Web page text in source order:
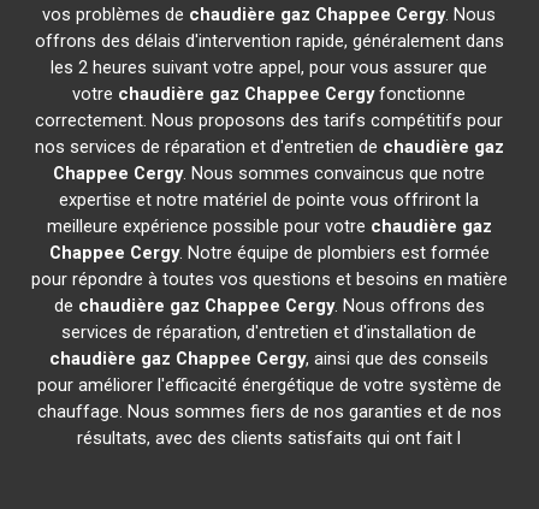
vos problèmes de chaudière gaz Chappee Cergy. Nous
offrons des délais d'intervention rapide, généralement dans
les 2 heures suivant votre appel, pour vous assurer que
votre chaudière gaz Chappee Cergyfonctionne
correctement. Nous proposons des tarifs compétitifs pour
nos services de réparation et d'entretien de chaudière gaz
Chappee Cergy. Nous sommes convaincus que notre
expertise et notre matériel de pointe vous offriront la
meilleure expérience possible pour votre chaudière gaz
Chappee Cergy. Notre équipe de plombiers est formée
pour répondre à toutes vos questions et besoins en matière
de chaudière gaz Chappee Cergy. Nous offrons des
services de réparation, d'entretien et d'installation de
chaudière gaz Chappee Cergy, ainsi que des conseils
pour améliorer l'efficacité énergétique de votre système de
chauffage. Nous sommes fiers de nos garanties et de nos
résultats, avec des clients satisfaits qui ont fait l